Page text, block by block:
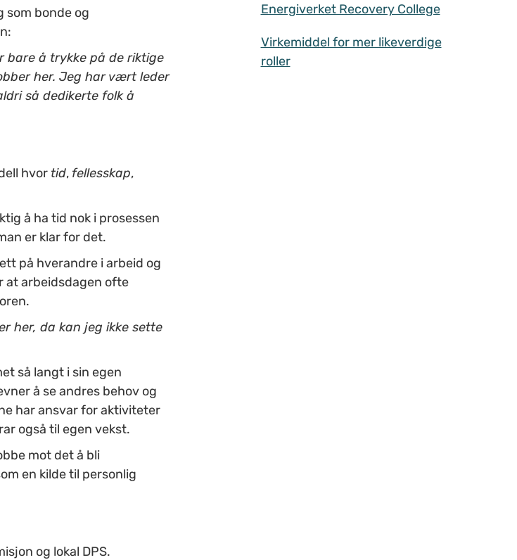
som bonde og
bare å trykke på de riktige
her. Jeg har vært leder
så dedikerte folk å
hvor tid, fellesskap,
å ha tid nok i prosessen
er klar for det.
på hverandre i arbeid og
at arbeidsdagen ofte
her, da kan jeg ikke sette
så langt i sin egen
å se andres behov og
har ansvar for aktiviteter
også til egen vekst.
mot det å bli
en kilde til personlig
og lokal DPS.
Energiverket Recovery College
Virkemiddel for mer likeverdige
roller